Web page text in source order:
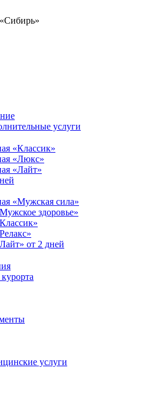
услуги
«Классик»
«Люкс»
«Лайт»
«Мужская сила»
здоровье»
от 2 дней
услуги